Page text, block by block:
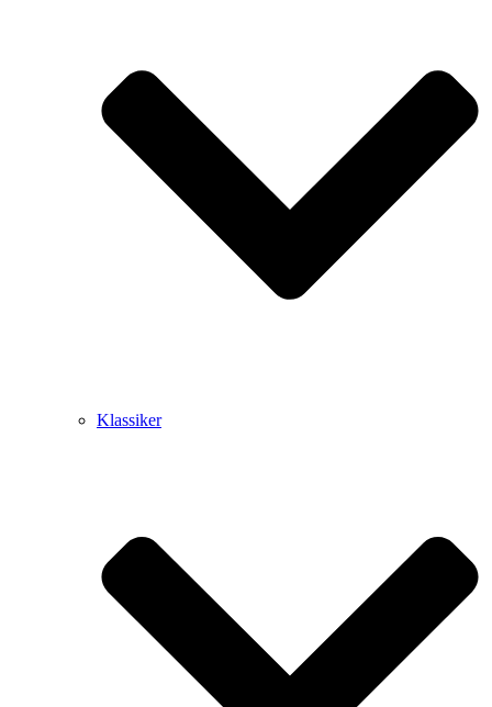
Klassiker